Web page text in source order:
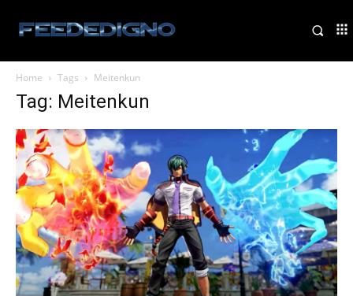
Home Tags Meitenkun
Tag: Meitenkun